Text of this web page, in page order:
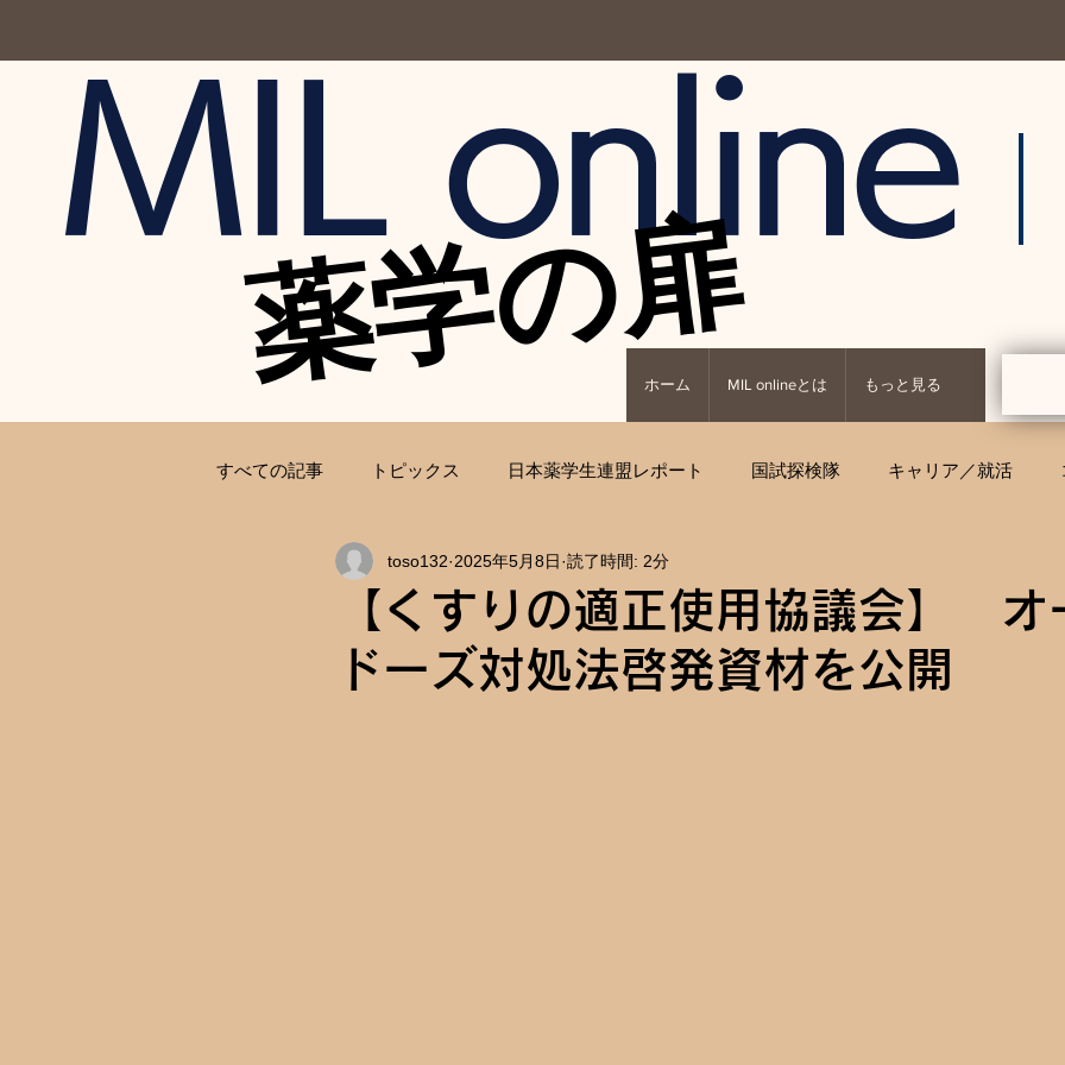
MIL online
薬学の扉
薬学の扉
ホーム MIL onlineとは もっと見る
すべての記事 トピックス 日本薬学生連盟レポート 国試探検隊 キャリア／就活
インタビュー キャンパス情報 イベント告知
【くすりの適正使用協議会】 オ
ドーズ対処法啓発資材を公開
toso132 2025年5月8日 読了時間: 2分